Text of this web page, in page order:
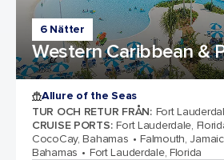
6 Nätter
Western Caribbean &
Allure of the Seas
TUR OCH RETUR FRÅN: Fort
CRUISE PORTS: Fort Lauderdale,
CocoCay, Bahamas
Falmouth,
Bahamas
Fort Lauderdale, Florida